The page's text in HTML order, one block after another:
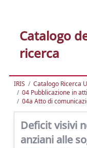
Catalogo
ricerca
IRIS
Catalogo Ricerca
04 Pubblicazione in
04a Atto di
Deficit visivi
anziani alle